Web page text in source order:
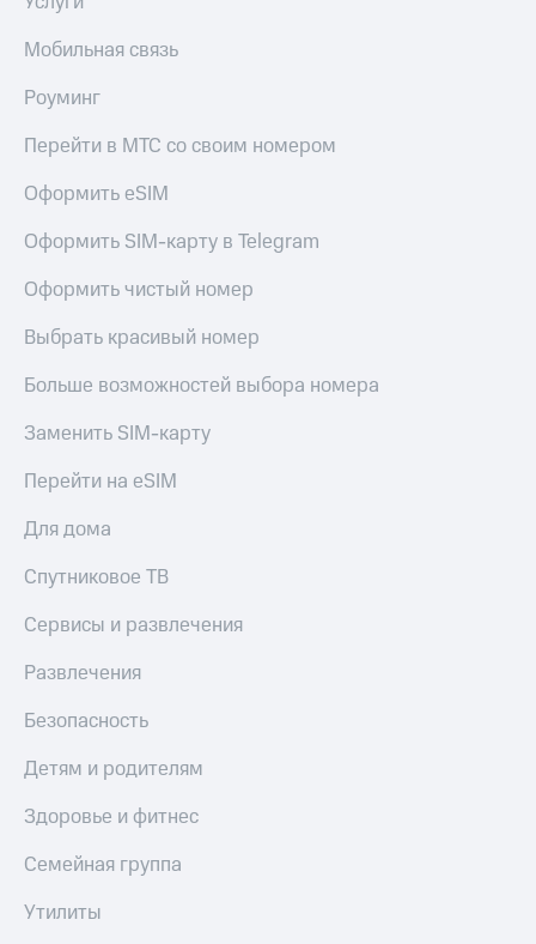
Мобильная связь
Роуминг
Перейти в МТС со своим номером
Оформить eSIM
Оформить SIM-карту в Telegram
Оформить чистый номер
Выбрать красивый номер
Больше возможностей выбора номера
Заменить SIM-карту
Перейти на eSIM
Для дома
Спутниковое ТВ
Сервисы и развлечения
Развлечения
Безопасность
Детям и родителям
Здоровье и фитнес
Семейная группа
Утилиты